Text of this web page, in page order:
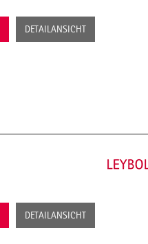
DETAILANSICHT
DETAILANSICHT